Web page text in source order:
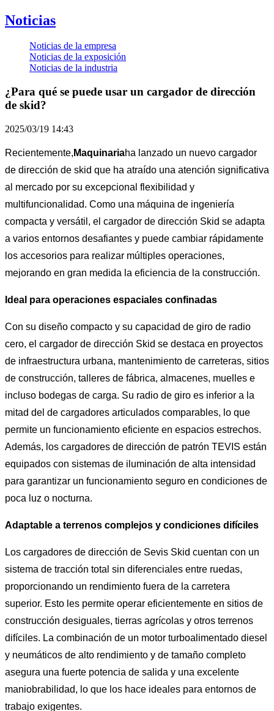
Noticias
Noticias de la empresa
Noticias de la exposición
Noticias de la industria
¿Para qué se puede usar un cargador de dirección
de skid?
2025/03/19 14:43
Recientemente, Maquinariaha lanzado un nuevo cargador
de dirección de skid que ha atraído una atención significativa
al mercado por su excepcional flexibilidad y
multifuncionalidad. Como una máquina de ingeniería
compacta y versátil, el cargador de dirección Skid se adapta
a varios entornos desafiantes y puede cambiar rápidamente
los accesorios para realizar múltiples operaciones,
mejorando en gran medida la eficiencia de la construcción.
Ideal para operaciones espaciales confinadas
Con su diseño compacto y su capacidad de giro de radio
cero, el cargador de dirección Skid se destaca en proyectos
de infraestructura urbana, mantenimiento de carreteras, sitios
de construcción, talleres de fábrica, almacenes, muelles e
incluso bodegas de carga. Su radio de giro es inferior a la
mitad del de cargadores articulados comparables, lo que
permite un funcionamiento eficiente en espacios estrechos.
Además, los cargadores de dirección de patrón TEVIS están
equipados con sistemas de iluminación de alta intensidad
para garantizar un funcionamiento seguro en condiciones de
poca luz o nocturna.
Adaptable a terrenos complejos y condiciones difíciles
Los cargadores de dirección de Sevis Skid cuentan con un
sistema de tracción total sin diferenciales entre ruedas,
proporcionando un rendimiento fuera de la carretera
superior. Esto les permite operar eficientemente en sitios de
construcción desiguales, tierras agrícolas y otros terrenos
difíciles. La combinación de un motor turboalimentado diesel
y neumáticos de alto rendimiento y de tamaño completo
asegura una fuerte potencia de salida y una excelente
maniobrabilidad, lo que los hace ideales para entornos de
trabajo exigentes.